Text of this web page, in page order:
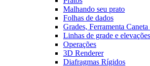
Malhando seu prato
Folhas de dados
Grades, Ferramenta Caneta
Linhas de grade e elevações
Operações
3D Renderer
Diafragmas Rígidos